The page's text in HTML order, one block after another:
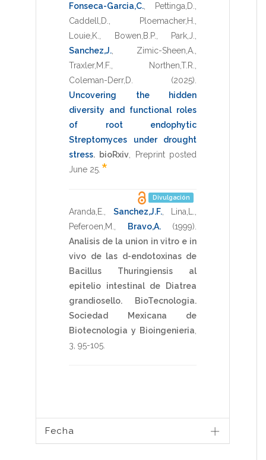
Fonseca-Garcia,C., Pettinga,D.,
Caddell,D., Ploemacher,H.,
Louie,K., Bowen,B.P., Park,J.,
Sanchez,J., Zimic-Sheen,A.,
Traxler,M.F., Northen,T.R.,
Coleman-Derr,D.
(2025).
Uncovering the hidden
diversity and functional roles
of root endophytic
Streptomyces under drought
stress. bioRxiv,
Preprint posted
June 25. *
Divulgación
Aranda,E., Sanchez,J.F., Lina,L.,
Peferoen,M., Bravo,A. (1999).
Analisis de la union in vitro e in
vivo de las d-endotoxinas de
Bacillus Thuringiensis al
epitelio intestinal de Diatrea
grandiosello.
BioTecnologia.
Sociedad Mexicana de
Biotecnologia y Bioingenieria,
3, 95-105.
Fecha